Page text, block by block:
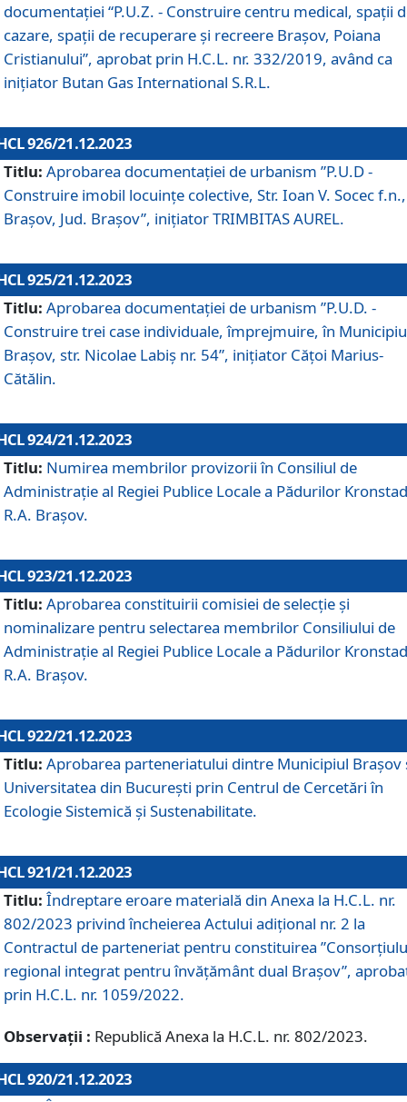
documentaţiei “P.U.Z. - Construire centru medical, spații
cazare, spații de recuperare și recreere Brașov, Poiana
Cristianului”, aprobat prin H.C.L. nr. 332/2019, având ca
inițiator Butan Gas International S.R.L.
926/21.12.2023
Titlu: Aprobarea documentaţiei de urbanism ”P.U.D -
Construire imobil locuințe colective, Str. Ioan V. Socec f.n.,
Brașov, Jud. Brașov”, inițiator TRIMBITAS AUREL.
925/21.12.2023
Titlu: Aprobarea documentaţiei de urbanism ”P.U.D. -
Construire trei case individuale, împrejmuire, în
Brașov, str. Nicolae Labiș nr. 54”, inițiator Cățoi Marius-
Cătălin.
924/21.12.2023
Titlu: Numirea membrilor provizorii în Consiliul de
Administraţie al Regiei Publice Locale a Pădurilor
R.A. Brașov.
923/21.12.2023
Titlu: Aprobarea constituirii comisiei de selecție și
nominalizare pentru selectarea membrilor Consiliului de
Administrație al Regiei Publice Locale a Pădurilor
R.A. Brașov.
922/21.12.2023
Titlu: Aprobarea parteneriatului dintre Municipiul Brașov
Universitatea din București prin Centrul de Cercetări în
Ecologie Sistemică și Sustenabilitate.
921/21.12.2023
Titlu: Îndreptare eroare materială din Anexa la H.C.L. nr.
802/2023 privind încheierea Actului adițional nr. 2 la
Contractul de parteneriat pentru constituirea
regional integrat pentru învățământ dual Brașov”,
prin H.C.L. nr. 1059/2022.
Observații : Republică Anexa la H.C.L. nr. 802/2023.
920/21.12.2023